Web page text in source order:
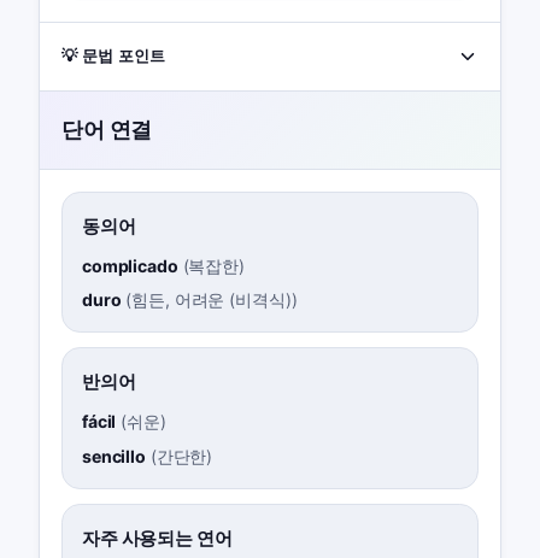
💡 문법 포인트
단어 연결
동의어
complicado (복잡한)
duro (힘든, 어려운 (비격식))
반의어
fácil (쉬운)
sencillo (간단한)
자주 사용되는 연어